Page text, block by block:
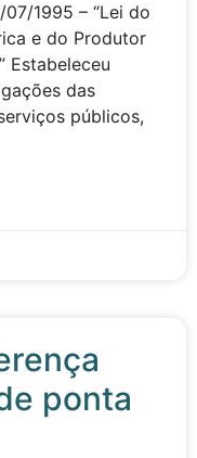
1995 – “Lei do
e do Produtor
Estabeleceu
das
públicos,
ponta